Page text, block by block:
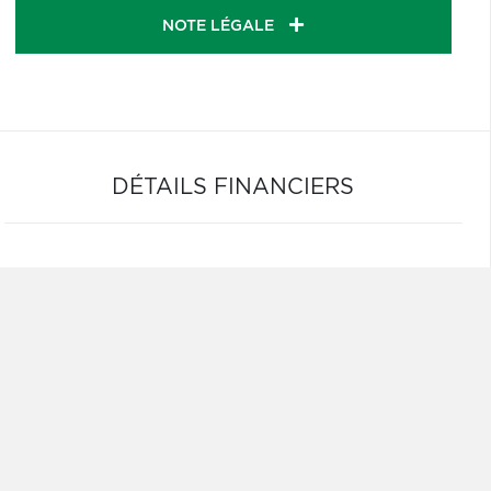
NOTE LÉGALE
DÉTAILS FINANCIERS